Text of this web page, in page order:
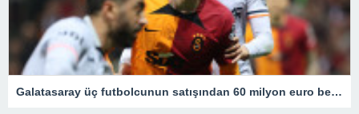
Galatasaray üç futbolcunun satışından 60 milyon euro bekliyor